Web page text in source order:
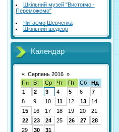
Шкільний музей "Вистоїмо -
Переможемо"
Читаємо Шевченка
Шкільний шедевр
Календар
« Серпень 2016 »
Пн
Вт Ср Чт Пт Сб
Нд
1
2 3 4 5 6
7
8
9 10 11 12 13
14
15
16 17 18 19 20
21
22
23 24 25 26 27
28
29
30 31